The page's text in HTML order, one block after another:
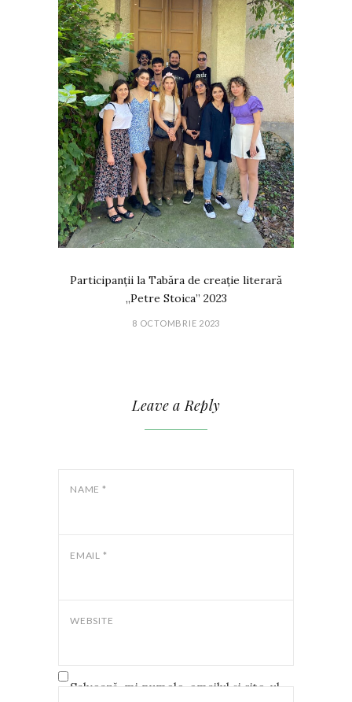
Participanții la Tabăra de creație literară
„Petre Stoica” 2023
8 OCTOMBRIE 2023
Leave a Reply
NAME *
EMAIL *
WEBSITE
Salvează-mi numele, emailul și site-ul